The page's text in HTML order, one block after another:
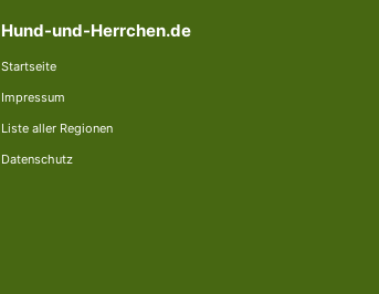
Hund-und-Herrchen.de
Startseite
Impressum
Liste aller Regionen
Datenschutz